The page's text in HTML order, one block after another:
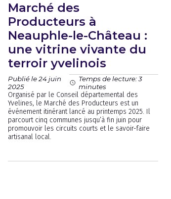
Marché des
Producteurs à
Neauphle-le-Château :
une vitrine vivante du
terroir yvelinois
Publié le 24 juin
2025
Temps de lecture: 3
minutes
Organisé par le Conseil départemental des
Yvelines, le Marché des Producteurs est un
événement itinérant lancé au printemps 2025. Il
parcourt cinq communes jusqu’à fin juin pour
promouvoir les circuits courts et le savoir-faire
artisanal local.